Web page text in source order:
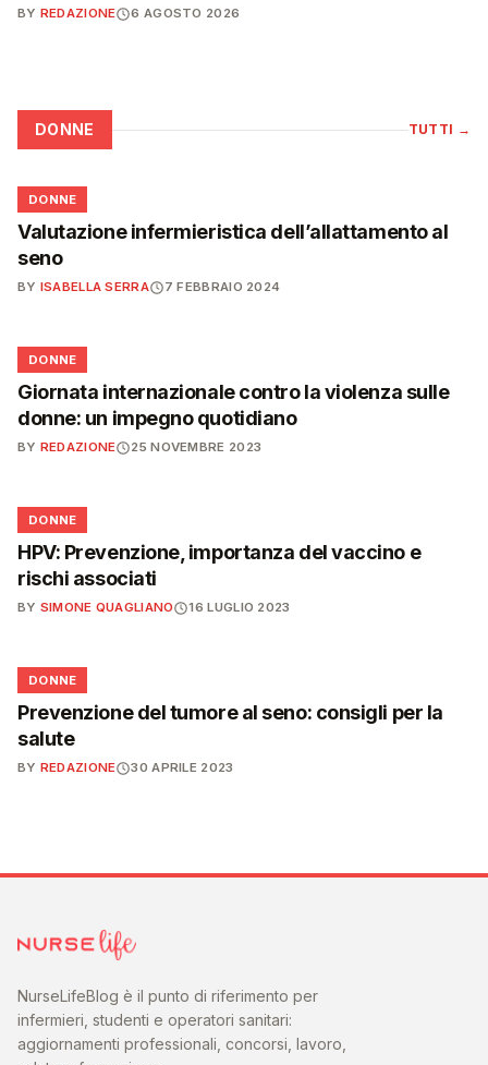
BY REDAZIONE 6 AGOSTO 2026
DONNE TUTTI →
🌸
DONNE
Valutazione infermieristica dell’allattamento al
seno
BY ISABELLA SERRA 7 FEBBRAIO 2024
🌸
DONNE
Giornata internazionale contro la violenza sulle
donne: un impegno quotidiano
BY REDAZIONE 25 NOVEMBRE 2023
🌸
DONNE
HPV: Prevenzione, importanza del vaccino e
rischi associati
BY SIMONE QUAGLIANO 16 LUGLIO 2023
🌸
DONNE
Prevenzione del tumore al seno: consigli per la
salute
BY REDAZIONE 30 APRILE 2023
NurseLifeBlog è il punto di riferimento per
infermieri, studenti e operatori sanitari:
aggiornamenti professionali, concorsi, lavoro,